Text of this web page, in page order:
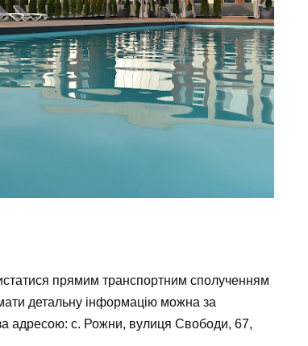
прямим транспортним сполученням
детальну інформацію можна за
адресою: с. Рожни, вулиця Свободи, 67,